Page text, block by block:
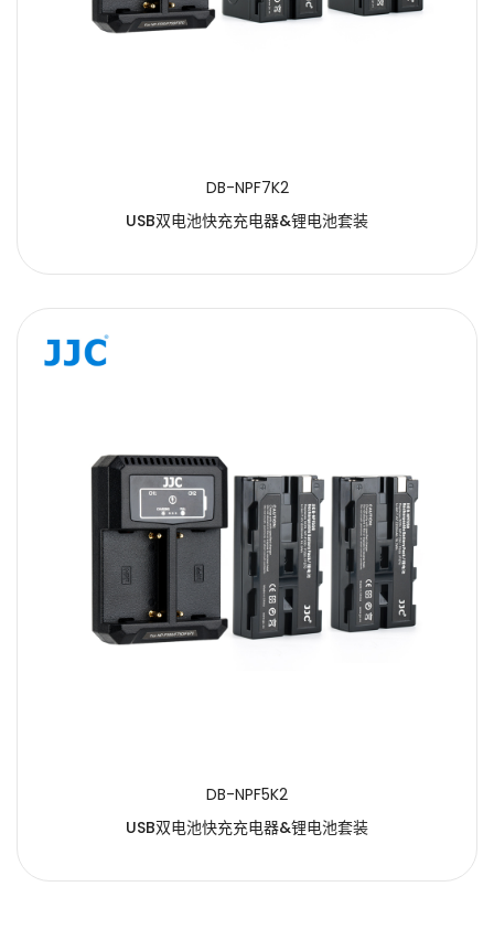
DB-NPF7K2
USB双电池快充充电器&锂电池套装
DB-NPF5K2
USB双电池快充充电器&锂电池套装